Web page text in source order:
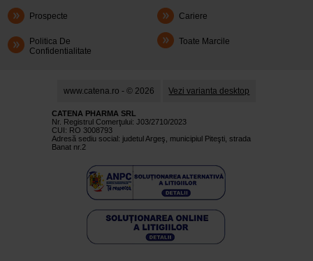
Prospecte Cariere
Politica De
Confidentialitate
Toate Marcile
www.catena.ro - © 2026 Vezi varianta desktop
CATENA PHARMA SRL
Nr. Registrul Comerţului: J03/2710/2023
CUI: RO 3008793
Adresă sediu social: judetul Argeş, municipiul Piteşti, strada
Banat nr.2